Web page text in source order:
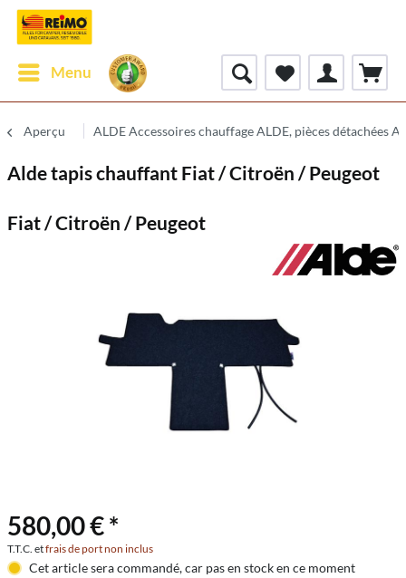
Menu
Aperçu ALDE Accessoires chauffage ALDE, pièces détachées
Alde tapis chauffant Fiat / Citroën / Peugeot
Fiat / Citroën / Peugeot
580,00 € *
T.T.C. etfrais de port non inclus
Cet article sera commandé, car pas en stock en ce moment